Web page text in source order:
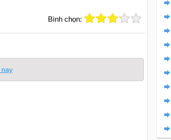
Bình chọn: